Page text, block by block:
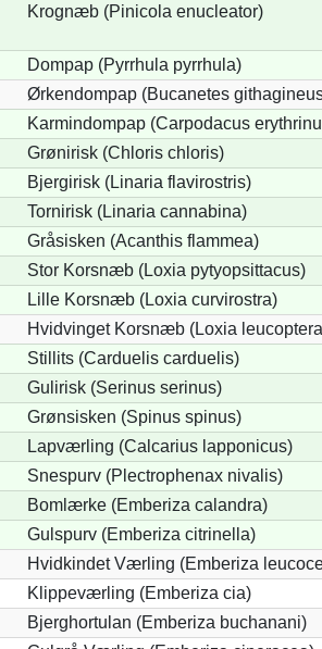
Krognæb (Pinicola enucleator)
Dompap (Pyrrhula pyrrhula)
Ørkendompap (Bucanetes
Karmindompap (Carpodacus
Grønirisk (Chloris chloris)
Bjergirisk (Linaria flavirostris)
Tornirisk (Linaria cannabina)
Gråsisken (Acanthis flammea)
Stor Korsnæb (Loxia pytyopsittacus)
Lille Korsnæb (Loxia curvirostra)
Hvidvinget Korsnæb (Loxia
Stillits (Carduelis carduelis)
Gulirisk (Serinus serinus)
Grønsisken (Spinus spinus)
Lapværling (Calcarius lapponicus)
Snespurv (Plectrophenax nivalis)
Bomlærke (Emberiza calandra)
Gulspurv (Emberiza citrinella)
Hvidkindet Værling (Emberiza
Klippeværling (Emberiza cia)
Bjerghortulan (Emberiza buchanani)